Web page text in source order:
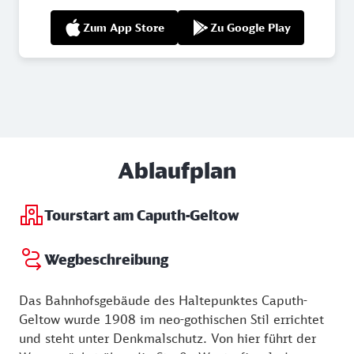
Zum App Store Zu Google Play
Ablaufplan
Tourstart am Caputh-Geltow
Wegbeschreibung
Das Bahnhofsgebäude des Haltepunktes Caputh-
Geltow wurde 1908 im neo-gothischen Stil errichtet
und steht unter Denkmalschutz. Von hier führt der